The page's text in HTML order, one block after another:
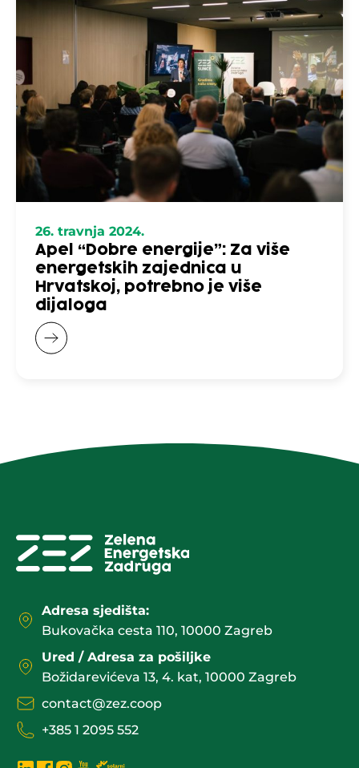
26. travnja 2024.
Apel “Dobre energije”: Za više
energetskih zajednica u
Hrvatskoj, potrebno je više
dijaloga
Adresa sjedišta:
Bukovačka cesta 110, 10000 Zagreb
Ured / Adresa za pošiljke
Božidarevićeva 13, 4. kat, 10000 Zagreb
contact@zez.coop
+385 1 2095 552